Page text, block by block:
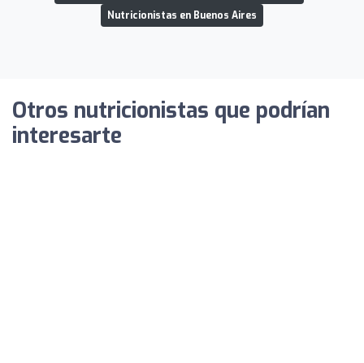
Nutricionistas en Buenos Aires
Otros nutricionistas que podrían
interesarte